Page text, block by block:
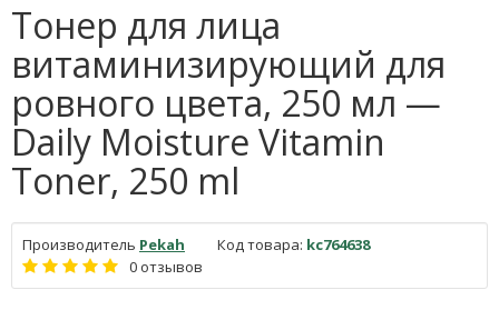
Тонер для лица
витаминизирующий для
ровного цвета, 250 мл —
Daily Moisture Vitamin
Toner, 250 ml
Производитель Pekah Код товара: kc764638
0 отзывов